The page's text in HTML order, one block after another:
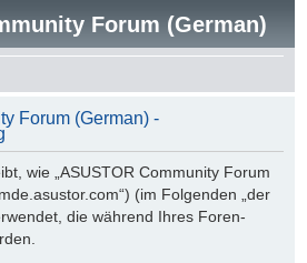
Forum (German)
Forum (German) -
wie „ASUSTOR Community Forum
(im Folgenden „der
die während Ihres Foren-